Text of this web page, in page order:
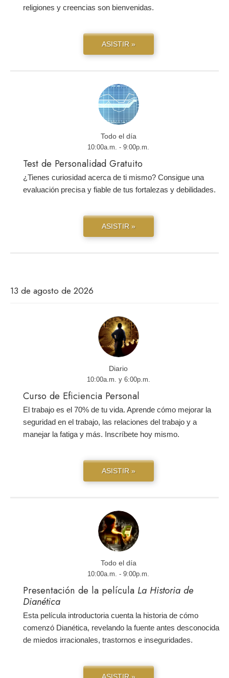
religiones y creencias son bienvenidas.
ASISTIR »
Todo el día
10:00a.m. - 9:00p.m.
Test de Personalidad Gratuito
¿Tienes curiosidad acerca de ti mismo? Consigue una
evaluación precisa y fiable de tus fortalezas y debilidades.
ASISTIR »
13 de agosto de 2026
Diario
10:00a.m. y 6:00p.m.
Curso de Eficiencia Personal
El trabajo es el 70% de tu vida. Aprende cómo mejorar la
seguridad en el trabajo, las relaciones del trabajo y a
manejar la fatiga y más. Inscríbete hoy mismo.
ASISTIR »
Todo el día
10:00a.m. - 9:00p.m.
Presentación de la película La Historia de
Dianética
Esta película introductoria cuenta la historia de cómo
comenzó Dianética, revelando la fuente antes desconocida
de miedos irracionales, trastornos e inseguridades.